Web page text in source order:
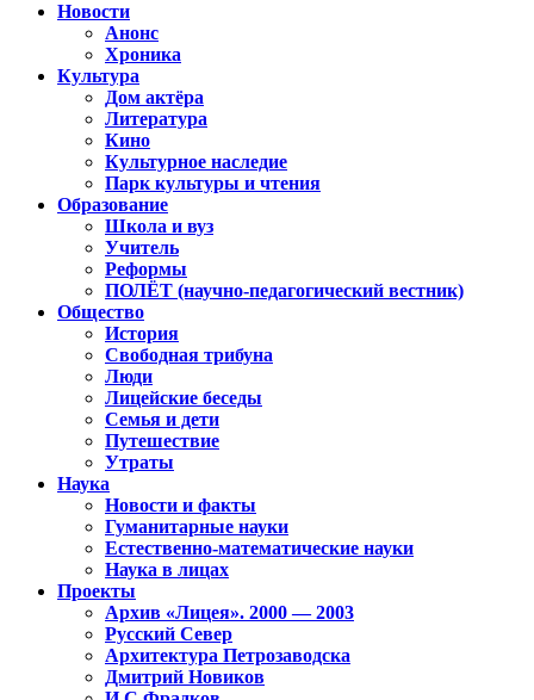
Новости
Анонс
Хроника
Культура
Дом актёра
Литература
Кино
Культурное наследие
Парк культуры и чтения
Образование
Школа и вуз
Учитель
Реформы
ПОЛЁТ (научно-педагогический вестник)
Общество
История
Свободная трибуна
Люди
Лицейские беседы
Семья и дети
Путешествие
Утраты
Наука
Новости и факты
Гуманитарные науки
Естественно-математические науки
Наука в лицах
Проекты
Архив «Лицея». 2000 — 2003
Русский Север
Архитектура Петрозаводска
Дмитрий Новиков